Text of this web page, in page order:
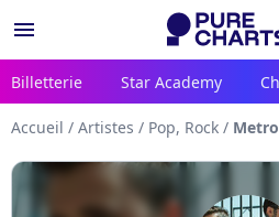
menu
Billetterie Star Academy
Accueil / Artistes / Pop, Rock /